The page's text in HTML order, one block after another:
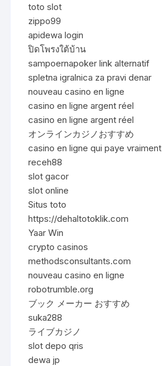
toto slot
zippo99
apidewa login
ปิดโพรงใต้บ้าน
sampoernapoker link alternatif
spletna igralnica za pravi denar
nouveau casino en ligne
casino en ligne argent réel
casino en ligne argent réel
オンラインカジノおすすめ
casino en ligne qui paye vraiment
receh88
slot gacor
slot online
Situs toto
https://dehaltotoklik.com
Yaar Win
crypto casinos
methodsconsultants.com
nouveau casino en ligne
robotrumble.org
ブック メーカー おすすめ
suka288
ライブカジノ
slot depo qris
dewa jp